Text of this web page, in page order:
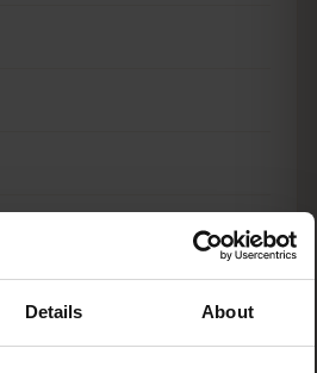
Details About